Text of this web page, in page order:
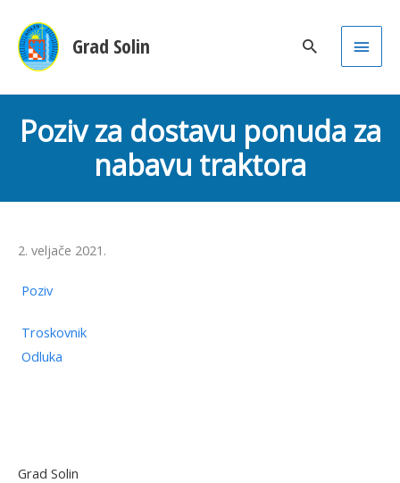
Grad Solin
Main
Poziv za dostavu ponuda za
nabavu traktora
2. veljače 2021.
Poziv
Troskovnik
Odluka
Grad Solin